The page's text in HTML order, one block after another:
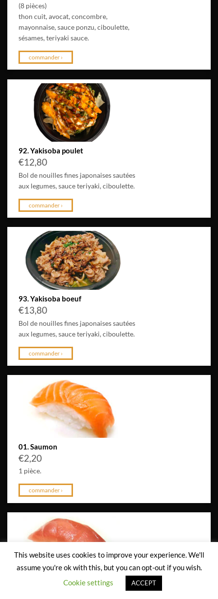
(8 pièces)
thon cuit, avocat, concombre,
mayonnaise, sauce ponzu, ciboulette,
sésames, teriyaki sauce.
commander ›
92. Yakisoba poulet
€12,80
Bol de nouilles fines japonaises sautées
aux legumes, sauce teriyaki, ciboulette.
commander ›
93. Yakisoba boeuf
€13,80
Bol de nouilles fines japonaises sautées
aux legumes, sauce teriyaki, ciboulette.
commander ›
01. Saumon
€2,20
1 pièce.
commander ›
This website uses cookies to improve your experience. We'll
assume you're ok with this, but you can opt-out if you wish.
Cookie settings
ACCEPT